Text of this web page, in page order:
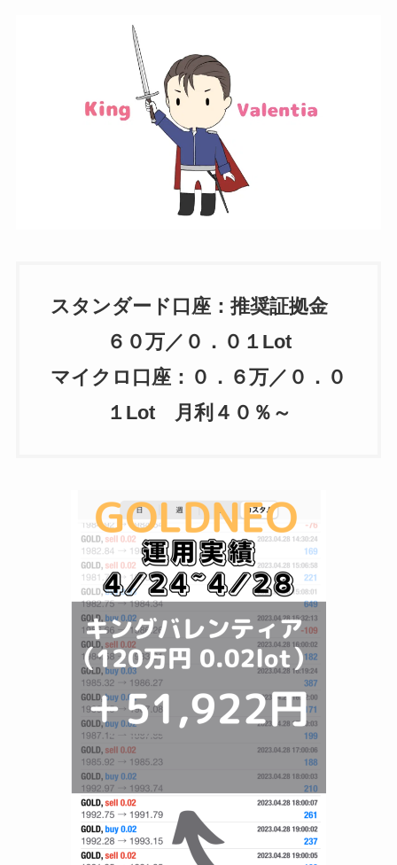
スタンダード口座：推奨証拠金
６０万／０．０１Lot
マイクロ口座：０．６万／０．０
１Lot 月利４０％～